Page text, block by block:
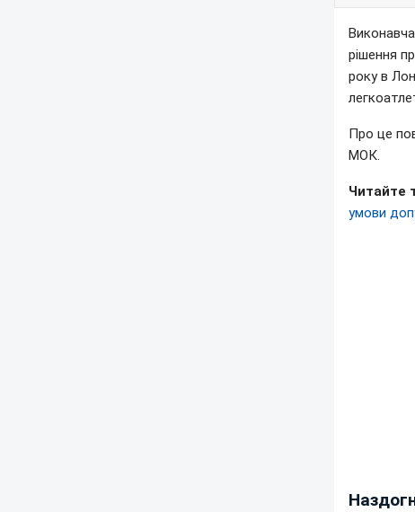
рішення
року в
Про це
МОК.
Читайте
умови